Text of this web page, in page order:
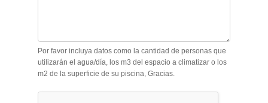
Por favor incluya datos como la cantidad de personas que
utilizarán el agua/día, los m3 del espacio a climatizar o los
m2 de la superficie de su piscina, Gracias.